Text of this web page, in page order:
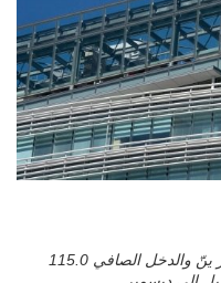
الأرباح التشغيلية بلغت 289.7 مليار ينّ والدخل الصافي 115.0